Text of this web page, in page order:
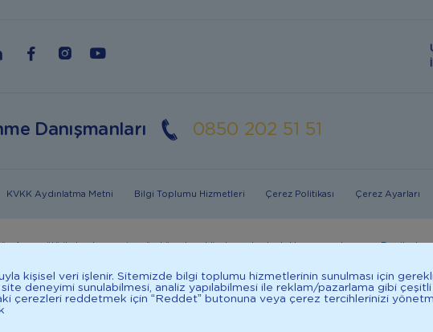
Danışmanları 0850 202 51 51
KVKK Aydınlatma Metni Bilgi Toplumu Hizmetleri Çerez Politikası Çerez Ayarları
Anne sütü ile beslenmenin mümkün olmadığı durumlarda doktorunuza danışınız. Bu
kişisel veri işlenir. Sitemizde bilgi toplumu hizmetlerinin sunulması için
deneyimi sunulabilmesi, analiz yapılabilmesi ile reklam/pazarlama gibi
çerezleri reddetmek için “Reddet” butonuna veya çerez tercihlerinizi